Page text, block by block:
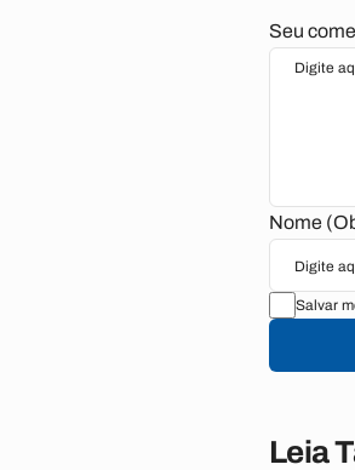
Seu
Nome
Salvar
Leia